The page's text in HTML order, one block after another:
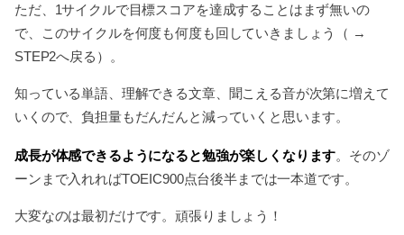
ただ、1サイクルで目標スコアを達成することはまず無いの
で、このサイクルを何度も何度も回していきましょう（ →
STEP2へ戻る）。
知っている単語、理解できる文章、聞こえる音が次第に増えて
いくので、負担量もだんだんと減っていくと思います。
成長が体感できるようになると勉強が楽しくなります。そのゾ
ーンまで入れればTOEIC900点台後半までは一本道です。
大変なのは最初だけです。頑張りましょう！